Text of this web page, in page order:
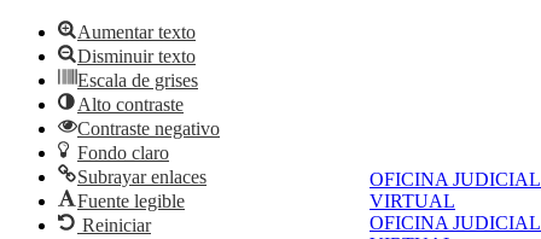
OFICINA JUDICIAL
VIRTUAL
OFICINA JUDICIAL
Aumentar texto
Disminuir texto
Escala de grises
Alto contraste
Contraste negativo
Fondo claro
Subrayar enlaces
Fuente legible
Reiniciar